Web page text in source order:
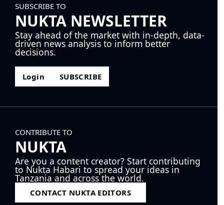
SUBSCRIBE TO
NUKTA NEWSLETTER
Stay ahead of the market with in-depth, data-
driven news analysis to inform better
decisions.
Login SUBSCRIBE
CONTRIBUTE TO
NUKTA
Are you a content creator? Start contributing
to Nukta Habari to spread your ideas in
Tanzania and across the world.
CONTACT NUKTA EDITORS